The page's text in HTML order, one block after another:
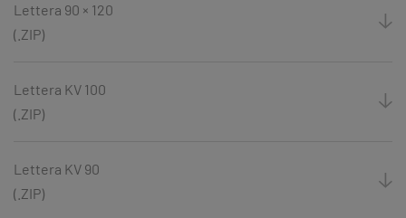
Lettera 90 × 120
(.ZIP)
Lettera KV 100
(.ZIP)
Lettera KV 90
(.ZIP)